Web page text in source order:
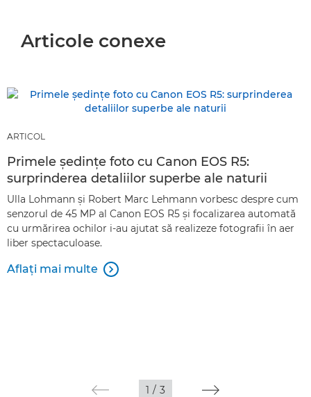
Articole conexe
ARTICOL
Primele şedinţe foto cu Canon EOS R5:
surprinderea detaliilor superbe ale naturii
Ulla Lohmann şi Robert Marc Lehmann vorbesc despre cum
senzorul de 45 MP al Canon EOS R5 şi focalizarea automată
cu urmărirea ochilor i-au ajutat să realizeze fotografii în aer
liber spectaculoase.
Aflaţi mai multe 
1 / 3